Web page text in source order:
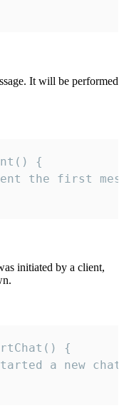
It will be performed
{
the first
initiated by a client,
{
a new